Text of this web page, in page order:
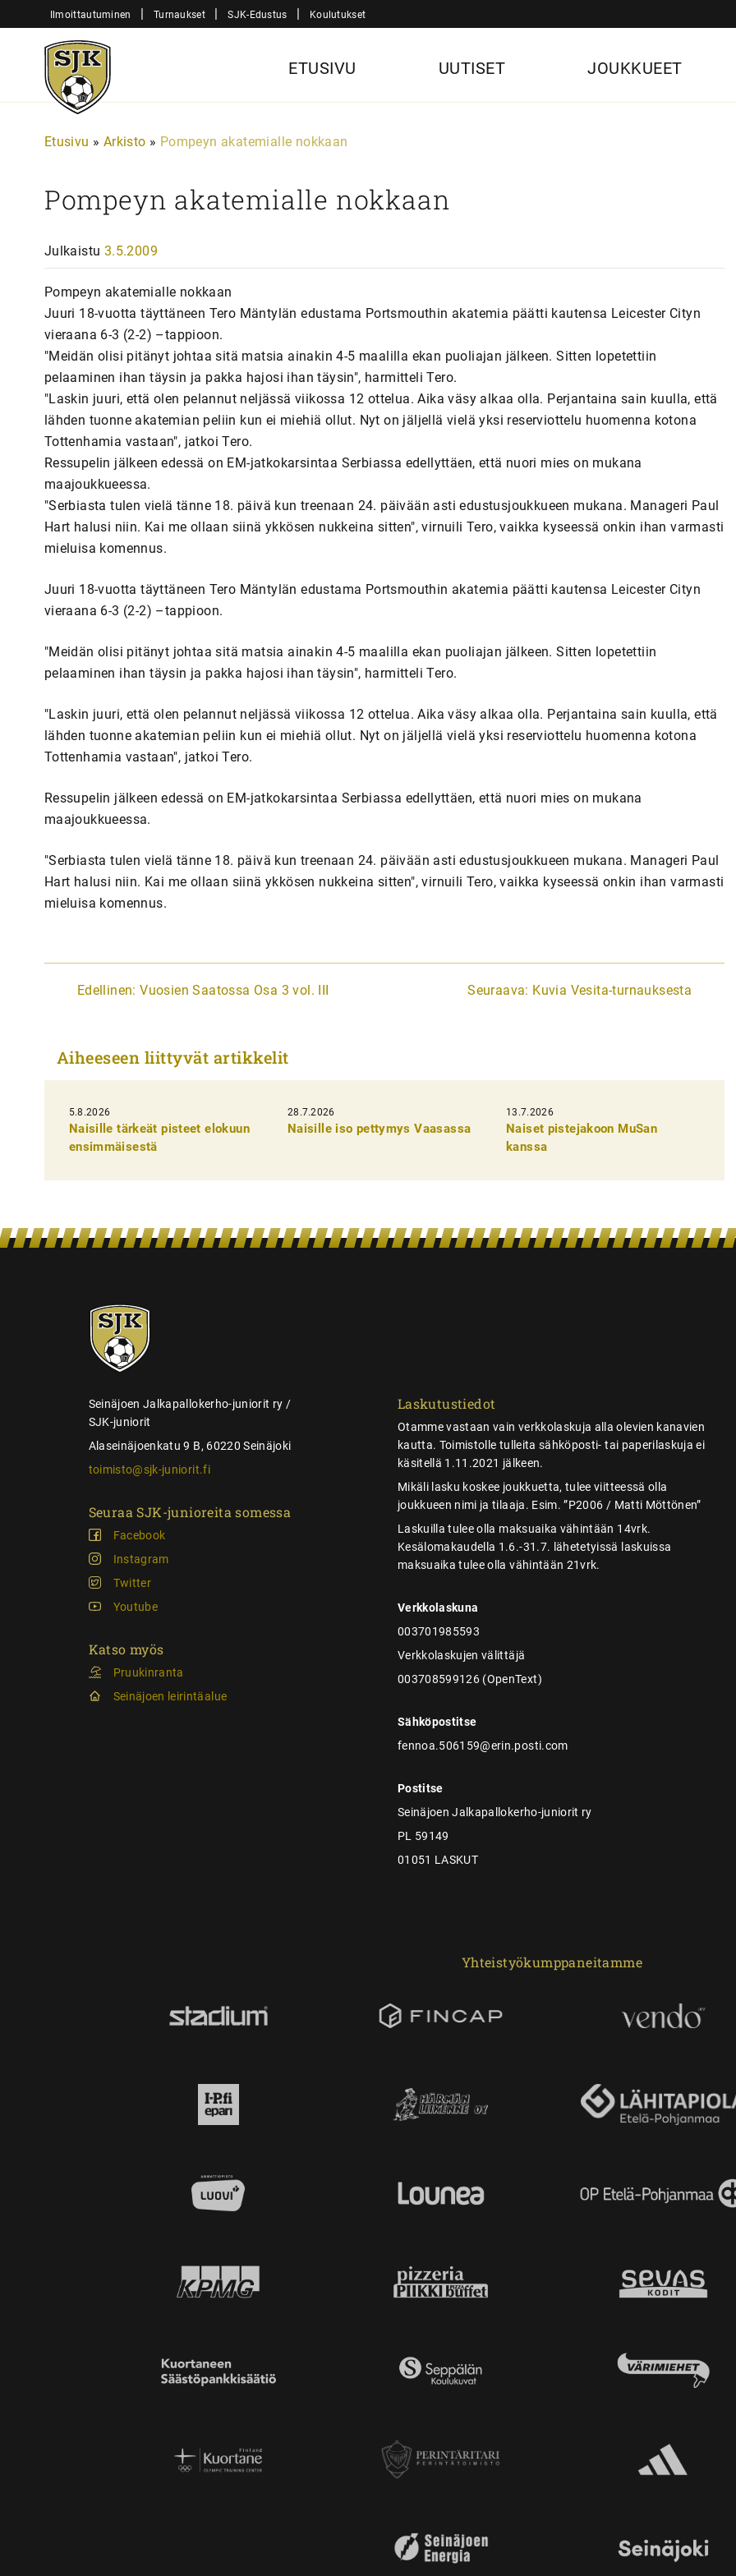
sisältöön
Ilmoittautuminen | Turnaukset | SJK-Edustus | Koulutukset
Sjk-
Juniorit
ETUSIVU UUTISET JOUKKUEET
Etusivu » Arkisto » Pompeyn akatemialle nokkaan
Pompeyn akatemialle nokkaan
Julkaistu 3.5.2009
Pompeyn akatemialle nokkaan
Juuri 18-vuotta täyttäneen Tero Mäntylän edustama Portsmouthin akatemia päätti kautensa Leicester Cityn
vieraana 6-3 (2-2) –tappioon.
"Meidän olisi pitänyt johtaa sitä matsia ainakin 4-5 maalilla ekan puoliajan jälkeen. Sitten lopetettiin
pelaaminen ihan täysin ja pakka hajosi ihan täysin", harmitteli Tero.
"Laskin juuri, että olen pelannut neljässä viikossa 12 ottelua. Aika väsy alkaa olla. Perjantaina sain kuulla, että
lähden tuonne akatemian peliin kun ei miehiä ollut. Nyt on jäljellä vielä yksi reserviottelu huomenna kotona
Tottenhamia vastaan", jatkoi Tero.
Ressupelin jälkeen edessä on EM-jatkokarsintaa Serbiassa edellyttäen, että nuori mies on mukana
maajoukkueessa.
"Serbiasta tulen vielä tänne 18. päivä kun treenaan 24. päivään asti edustusjoukkueen mukana. Manageri Paul
Hart halusi niin. Kai me ollaan siinä ykkösen nukkeina sitten", virnuili Tero, vaikka kyseessä onkin ihan varmasti
mieluisa komennus.
Juuri 18-vuotta täyttäneen Tero Mäntylän edustama Portsmouthin akatemia päätti kautensa Leicester Cityn
vieraana 6-3 (2-2) –tappioon.
"Meidän olisi pitänyt johtaa sitä matsia ainakin 4-5 maalilla ekan puoliajan jälkeen. Sitten lopetettiin
pelaaminen ihan täysin ja pakka hajosi ihan täysin", harmitteli Tero.
"Laskin juuri, että olen pelannut neljässä viikossa 12 ottelua. Aika väsy alkaa olla. Perjantaina sain kuulla, että
lähden tuonne akatemian peliin kun ei miehiä ollut. Nyt on jäljellä vielä yksi reserviottelu huomenna kotona
Tottenhamia vastaan", jatkoi Tero.
Ressupelin jälkeen edessä on EM-jatkokarsintaa Serbiassa edellyttäen, että nuori mies on mukana
maajoukkueessa.
"Serbiasta tulen vielä tänne 18. päivä kun treenaan 24. päivään asti edustusjoukkueen mukana. Manageri Paul
Hart halusi niin. Kai me ollaan siinä ykkösen nukkeina sitten", virnuili Tero, vaikka kyseessä onkin ihan varmasti
mieluisa komennus.
A
i
k
e
n
Edellinen: Vuosien Saatossa Osa 3 vol. III Seuraava: Kuvia Vesita-turnauksesta
Aiheeseen liittyvät artikkelit
5.8.2026
Naisille tärkeät pisteet elokuun
ensimmäisestä
28.7.2026
Naisille iso pettymys Vaasassa
13.7.2026
Naiset pistejakoon MuSan
kanssa
SJK-
juniorit
Seinäjoen Jalkapallokerho-juniorit ry /
SJK-juniorit
Alaseinäjoenkatu 9 B, 60220 Seinäjoki
toimisto@sjk-juniorit.fi
Seuraa SJK-junioreita somessa
Facebook
Instagram
Twitter
Youtube
Katso myös
Pruukinranta
Seinäjoen leirintäalue
Laskutustiedot
Otamme vastaan vain verkkolaskuja alla olevien kanavien
kautta. Toimistolle tulleita sähköposti- tai paperilaskuja ei
käsitellä 1.11.2021 jälkeen.
Mikäli lasku koskee joukkuetta, tulee viitteessä olla
joukkueen nimi ja tilaaja. Esim. ”P2006 / Matti Möttönen”
Laskuilla tulee olla maksuaika vähintään 14vrk.
Kesälomakaudella 1.6.-31.7. lähetetyissä laskuissa
maksuaika tulee olla vähintään 21vrk.
Verkkolaskuna
003701985593
Verkkolaskujen välittäjä
003708599126 (OpenText)
Sähköpostitse
fennoa.506159@erin.posti.com
Postitse
Seinäjoen Jalkapallokerho-juniorit ry
PL 59149
01051 LASKUT
Yhteistyökumppaneitamme